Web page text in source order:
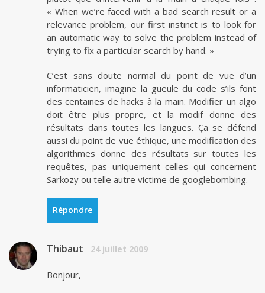
« When we’re faced with a bad search result or a
relevance problem, our first instinct is to look for
an automatic way to solve the problem instead of
trying to fix a particular search by hand. »
C’est sans doute normal du point de vue d’un
informaticien, imagine la gueule du code s’ils font
des centaines de hacks à la main. Modifier un algo
doit être plus propre, et la modif donne des
résultats dans toutes les langues. Ça se défend
aussi du point de vue éthique, une modification des
algorithmes donne des résultats sur toutes les
requêtes, pas uniquement celles qui concernent
Sarkozy ou telle autre victime de googlebombing.
Répondre
Thibaut 24 juillet 2009
Bonjour,